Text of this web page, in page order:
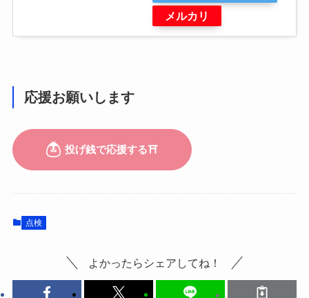
メルカリ
応援お願いします
点検
よかったらシェアしてね！